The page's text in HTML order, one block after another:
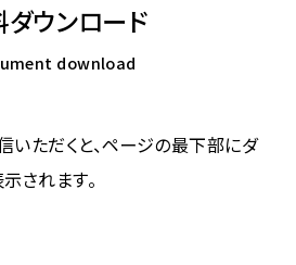
ウンロード
download
ただくと、ページの最下部にダ
されます。